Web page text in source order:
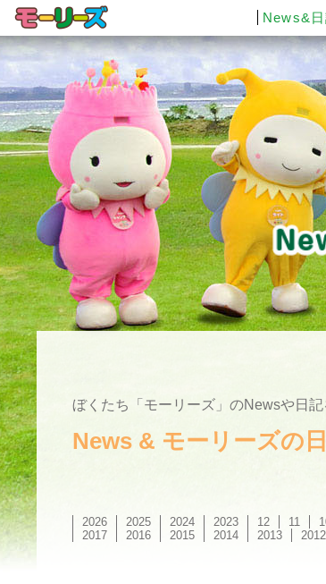
News&
ぼくたち「モーリーズ」のNewsや日記
News & モーリーズの
2026 2025 2024 2023 12 11
2017
2016 2015 2014 2013 2012